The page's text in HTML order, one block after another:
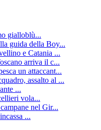
gialloblù...
guida della Boy...
e Catania ...
arriva il c...
un attaccant...
assalto al ...
...
vola...
nel Gir...
...